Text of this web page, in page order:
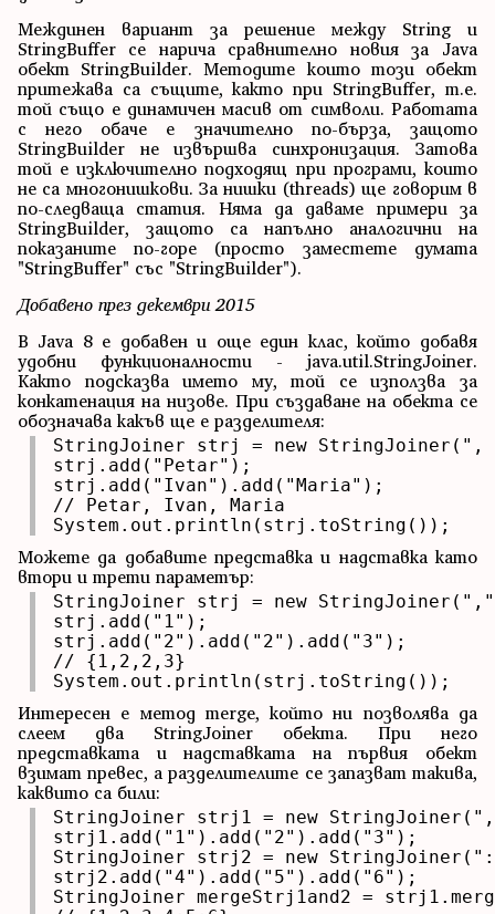
Междинен вариант за решение между String и
StringBuffer се нарича сравнително новия за Java
обект StringBuilder. Методите които този обект
притежава са същите, както при StringBuffer, т.е.
той също е динамичен масив от символи. Работата
с него обаче е значително по-бърза, защото
StringBuilder не извършва синхронизация. Затова
той е изключително подходящ при програми, които
не са многонишкови. За нишки (threads) ще говорим в
по-следваща статия. Няма да даваме примери за
StringBuilder, защото са напълно аналогични на
показаните по-горе (просто заместете думата
"StringBuffer" със "StringBuilder").
Добавено през декември 2015
В Java 8 е добавен и още един клас, който добавя
удобни функционалности - java.util.StringJoiner.
Както подсказва името му, той се използва за
конкатенация на низове. При създаване на обекта се
обозначава какъв ще е разделителя:
StringJoiner strj = new
strj.add("Petar");
strj.add("Ivan").add("Maria");
// Petar, Ivan, Maria
System.out.println(strj.toString());
Можете да добавите представка и надставка като
втори и трети параметър:
StringJoiner strj = new
strj.add("1");
strj.add("2").add("2").add("3");
// {1,2,2,3}
System.out.println(strj.toString());
Интересен е метод merge, който ни позволява да
слеем два StringJoiner обекта. При него
представката и надставката на първия обект
взимат превес, а разделителите се запазват такива,
каквито са били:
StringJoiner strj1 = new
strj1.add("1").add("2").add("3");
StringJoiner strj2 = new
strj2.add("4").add("5").add("6");
StringJoiner mergeStrj1and2 =